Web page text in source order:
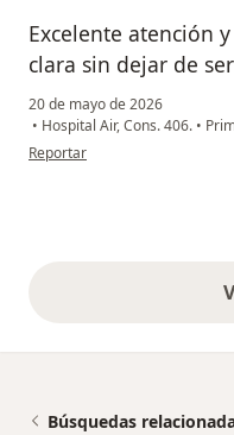
Excelente atención
clara sin dejar de
20 de mayo de 2026
• Hospital Air, Cons. 406. •
en opinión del usuario Eduardo
Reportar
Búsquedas